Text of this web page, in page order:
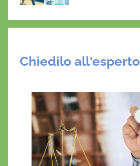
Chiedilo all'esperto